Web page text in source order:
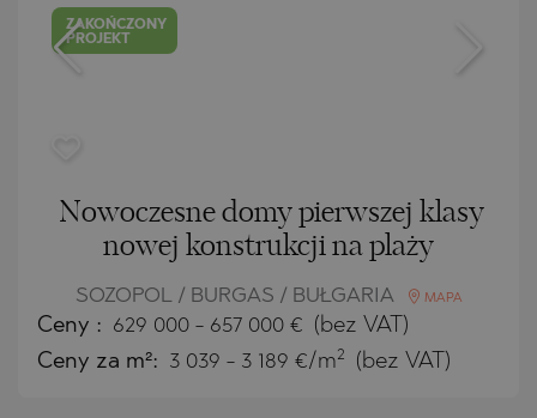
ZAKOŃCZONY
PROJEKT
Nowoczesne domy pierwszej klasy
nowej konstrukcji na plaży
SOZOPOL / BURGAS / BUŁGARIA MAPA
Ceny : 629 000 - 657 000 € (bez VAT)
Ceny za m²: 3 039 - 3 189 €/m2 (bez VAT)